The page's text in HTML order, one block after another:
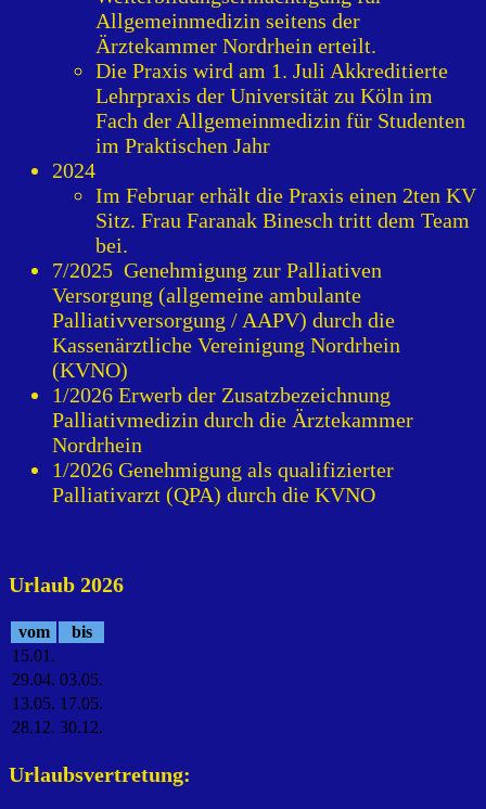
Allgemeinmedizin seitens der
Ärztekammer Nordrhein erteilt.
Die Praxis wird am 1. Juli Akkreditierte
Lehrpraxis der Universität zu Köln im
Fach der Allgemeinmedizin für Studenten
im Praktischen Jahr
2024
Im Februar erhält die Praxis einen 2ten KV
Sitz. Frau Faranak Binesch tritt dem Team
bei.
7/2025 Genehmigung zur Palliativen
Versorgung (allgemeine ambulante
Palliativversorgung / AAPV) durch die
Kassenärztliche Vereinigung Nordrhein
(KVNO)
1/2026 Erwerb der Zusatzbezeichnung
Palliativmedizin durch die Ärztekammer
Nordrhein
1/2026 Genehmigung als qualifizierter
Palliativarzt (QPA) durch die KVNO
Urlaub 2026
vom
bis
15.01.
29.04. 03.05.
13.05. 17.05.
28.12. 30.12.
Urlaubsvertretung: